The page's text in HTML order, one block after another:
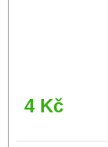
4 Kč